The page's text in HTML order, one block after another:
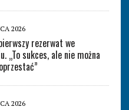
2026
rezerwat we
„To sukces, ale nie można
2026